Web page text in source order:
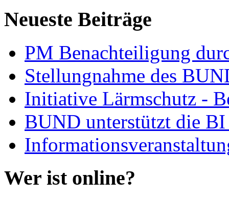
Neueste Beiträge
PM Benachteiligung
Stellungnahme des
Initiative Lärmschutz -
BUND unterstützt die BI
Wer ist online?